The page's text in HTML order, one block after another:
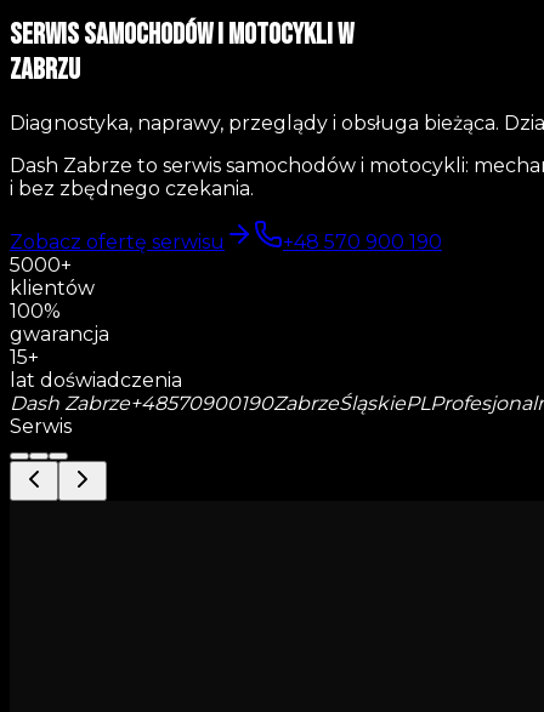
Serwis samochodów i motocykli w
Zabrzu
Diagnostyka, naprawy, przeglądy i obsługa bieżąca.
Dash Zabrze to serwis samochodów i motocykli:
i bez zbędnego czekania.
Zobacz ofertę serwisu
+48 570 900 190
5000+
klientów
100%
gwarancja
15+
lat doświadczenia
Dash Zabrze+48570900190ZabrzeŚląskiePL
Serwis